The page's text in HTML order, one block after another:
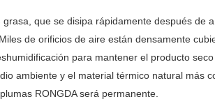
que se disipa rápidamente después de
de orificios de aire están densamente
para mantener el producto seco
ambiente y el material térmico natural más
RONGDA será permanente.